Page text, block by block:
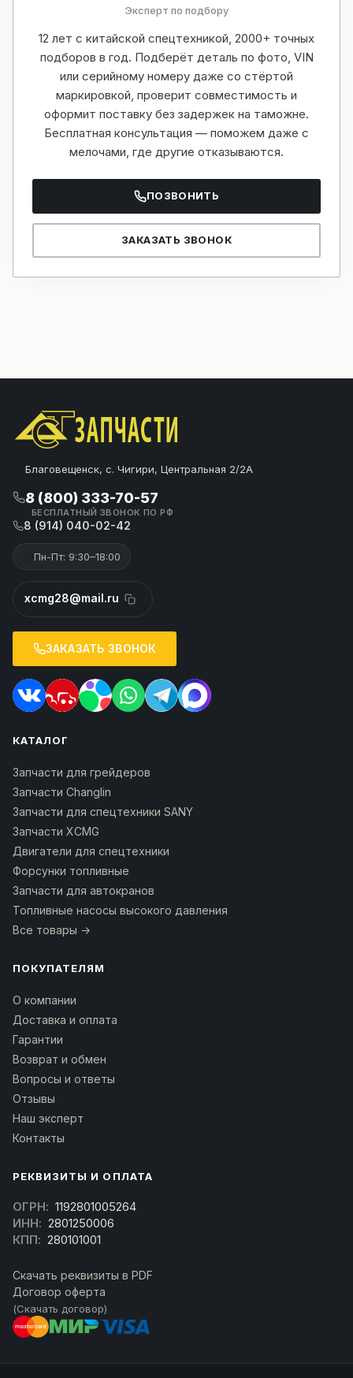
Эксперт по подбору
12 лет с китайской спецтехникой, 2000+ точных
подборов в год. Подберёт деталь по фото, VIN
или серийному номеру даже со стёртой
маркировкой, проверит совместимость и
оформит поставку без задержек на таможне.
Бесплатная консультация — поможем даже с
мелочами, где другие отказываются.
ПОЗВОНИТЬ
ЗАКАЗАТЬ ЗВОНОК
Благовещенск, с. Чигири, Центральная 2/2А
8 (800) 333-70-57
БЕСПЛАТНЫЙ ЗВОНОК ПО РФ
8 (914) 040-02-42
Пн-Пт: 9:30–18:00
xcmg28@mail.ru
ЗАКАЗАТЬ ЗВОНОК
КАТАЛОГ
Запчасти для грейдеров
Запчасти Changlin
Запчасти для спецтехники SANY
Запчасти XCMG
Двигатели для спецтехники
Форсунки топливные
Запчасти для автокранов
Топливные насосы высокого давления
Все товары →
ПОКУПАТЕЛЯМ
О компании
Доставка и оплата
Гарантии
Возврат и обмен
Вопросы и ответы
Отзывы
Наш эксперт
Контакты
РЕКВИЗИТЫ И ОПЛАТА
ОГРН: 1192801005264
ИНН: 2801250006
КПП: 280101001
Скачать реквизиты в PDF
Договор оферта
(Скачать договор)